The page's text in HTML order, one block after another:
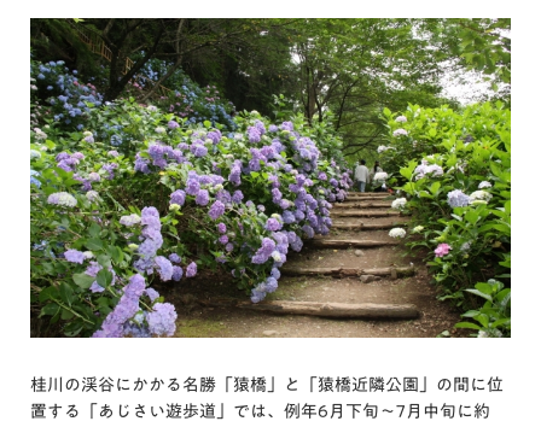
桂川の渓谷にかかる名勝「猿橋」と「猿橋近隣公園」の間に位
置する「あじさい遊歩道」では、例年6月下旬～7月中旬に約